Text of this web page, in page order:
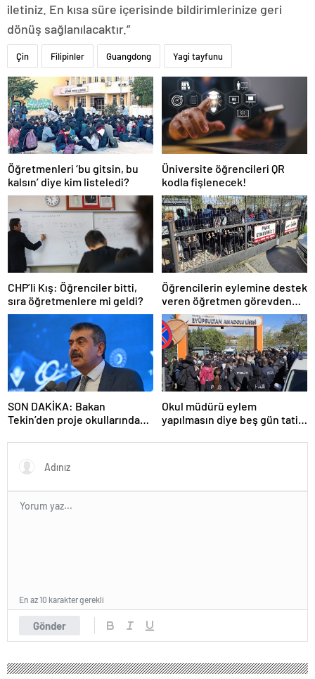
iletiniz. En kısa süre içerisinde bildirimlerinize geri
dönüş sağlanılacaktır.”
Çin Filipinler Guangdong Yagi tayfunu
Öğretmenleri ‘bu gitsin, bu
kalsın’ diye kim listeledi?
Üniversite öğrencileri QR
kodla fişlenecek!
CHP’li Kış: Öğrenciler bitti,
sıra öğretmenlere mi geldi?
Öğrencilerin eylemine destek
veren öğretmen görevden
uzaklaştırıldı
SON DAKİKA: Bakan
Tekin’den proje okullarındaki
Okul müdürü eylem
yapılmasın diye beş gün tatil
Gönder
En az 10 karakter gerekli